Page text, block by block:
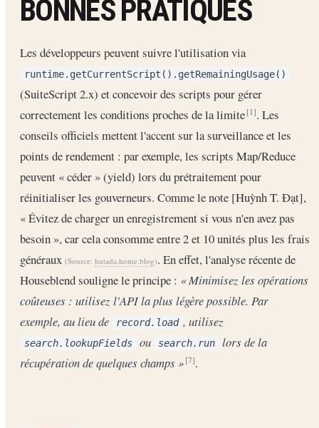
BONNES PRATIQUES
Les développeurs peuvent suivre l'utilisation via
runtime.getCurrentScript().getRemainingUsage()
(SuiteScript 2.x) et concevoir des scripts pour gérer
correctement les conditions proches de la limite[1]. Les
conseils officiels mettent l'accent sur la surveillance et les
points de rendement : par exemple, les scripts Map/Reduce
peuvent « céder » (yield) lors du prétraitement pour
réinitialiser les gouverneurs. Comme le note [Huỳnh T. Đạt],
« Évitez de charger un enregistrement si vous n'en avez pas
besoin », car cela consomme entre 2 et 10 unités plus les frais
généraux (Source: hutada.home.blog). En effet, l'analyse récente de
Houseblend souligne le principe : « Minimisez les opérations
coûteuses : utilisez l'API la plus légère possible. Par
exemple, au lieu de
record.load , utilisez
search.lookupFields ou search.run
lors de la
récupération de quelques champs » [7].